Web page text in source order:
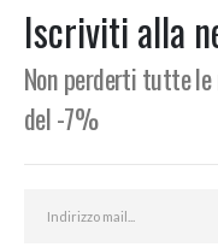
Iscriviti alla
Non perderti tutte
del -7%